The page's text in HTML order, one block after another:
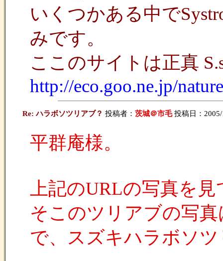
いくつかある中で
みです。
ここのサイトは正真
http://eco.goo.ne.jp/
Re: ハラボソツリアブ？ 投稿者： 茨城＠市毛投稿日：
平群庵様。
上記のURLの写真を
そこのツリアブの写
で、スズキハラボソ